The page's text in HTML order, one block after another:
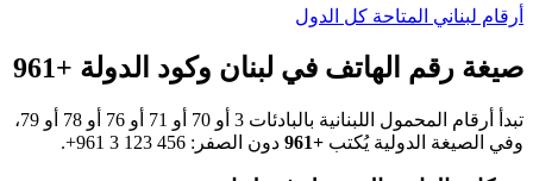
أرقام لبناني المتاحة كل الدول
صيغة رقم الهاتف في لبنان وكود الدولة +961
تبدأ أرقام المحمول اللبنانية بالبادئات 3 أو 70 أو 71 أو 76 أو 78 أو 79،
وفي الصيغة الدولية يُكتب +961 دون الصفر: +961 3 123 456
.